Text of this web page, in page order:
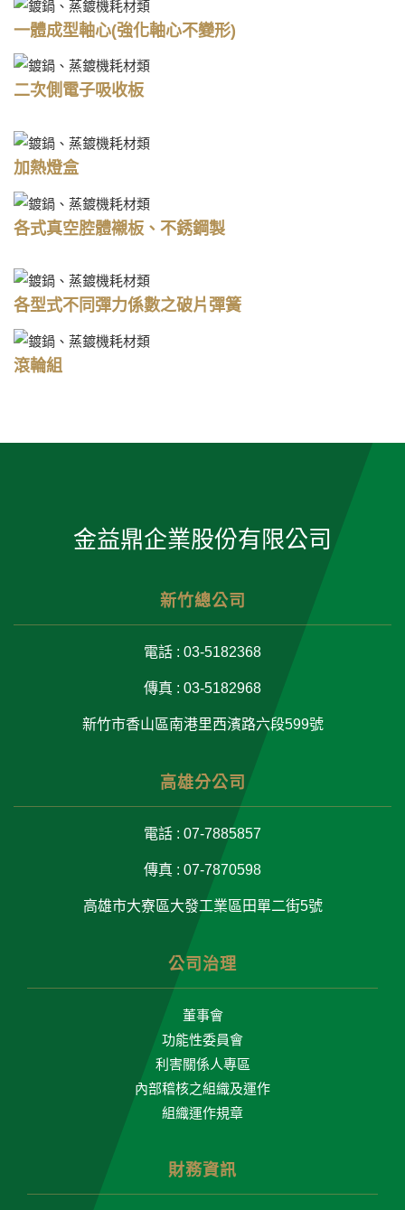
一體成型軸心(強化軸心不變形)
二次側電子吸收板
加熱燈盒
各式真空腔體襯板、不銹鋼製
各型式不同彈力係數之破片彈簧
滾輪組
金益鼎企業股份有限公司
新竹總公司
電話 : 03-5182368
傳真 : 03-5182968
新竹市香山區南港里西濱路六段599號
高雄分公司
電話 : 07-7885857
傳真 : 07-7870598
高雄市大寮區大發工業區田單二街5號
公司治理
董事會
功能性委員會
利害關係人專區
內部稽核之組織及運作
組織運作規章
財務資訊